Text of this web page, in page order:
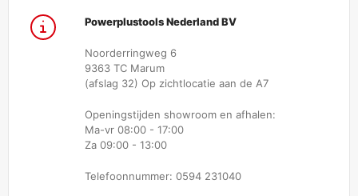
Powerplustools Nederland BV
Noorderringweg 6
9363 TC Marum
(afslag 32) Op zichtlocatie aan de A7
Openingstijden showroom en afhalen:
Ma-vr 08:00 - 17:00
Za 09:00 - 13:00
Telefoonnummer: 0594 231040